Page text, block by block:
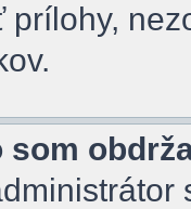
prílohy,
som